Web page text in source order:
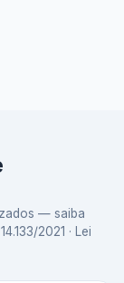
— saiba
2021 · Lei